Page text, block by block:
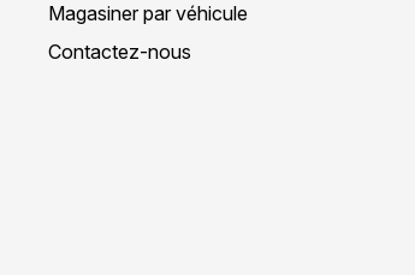
Magasiner par véhicule
Contactez-nous